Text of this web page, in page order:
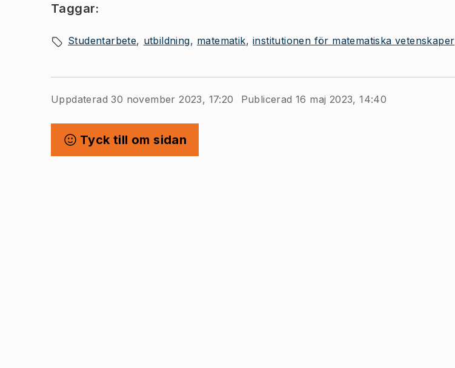
Taggar:
Studentarbete utbildning matematik institutionen för matematiska vetenskaper
Uppdaterad 30 november 2023, 17:20 Publicerad 16 maj 2023, 14:40
Tyck till om sidan